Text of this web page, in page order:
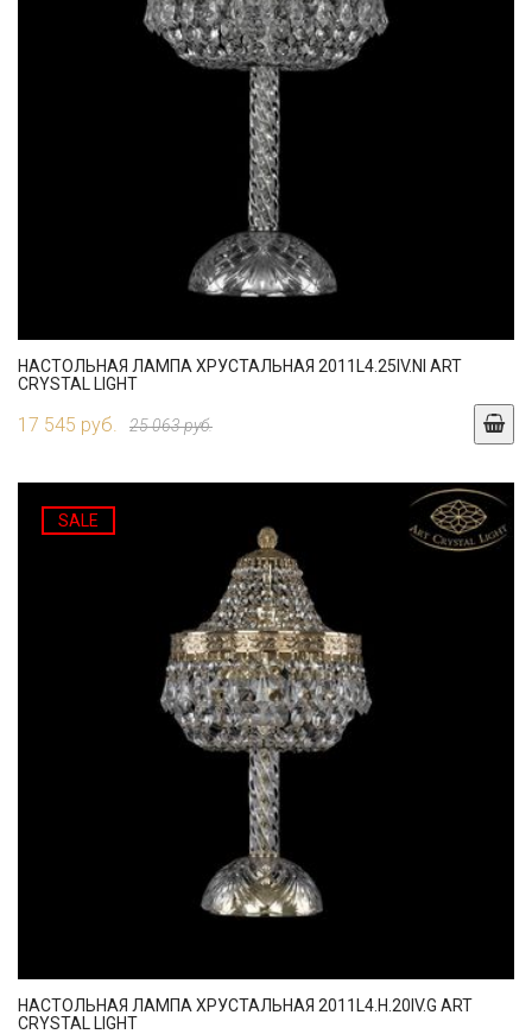
НАСТОЛЬНАЯ ЛАМПА ХРУСТАЛЬНАЯ 2011L4.25IV.NI ART
CRYSTAL LIGHT
17 545 руб. 25 063 руб.
SALE
НАСТОЛЬНАЯ ЛАМПА ХРУСТАЛЬНАЯ 2011L4.H.20IV.G ART
CRYSTAL LIGHT